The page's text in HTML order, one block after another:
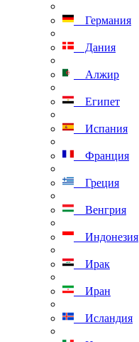
Германия
Дания
Алжир
Египет
Испания
Франция
Греция
Венгрия
Индонезия
Ирак
Иран
Исландия